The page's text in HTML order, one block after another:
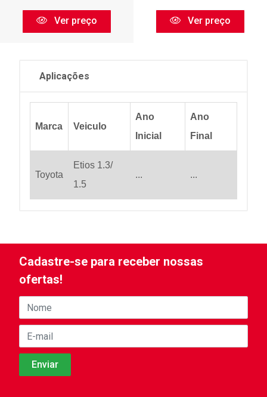
Ver preço Ver preço
Aplicações
Marca Veiculo
Ano
Inicial
Ano
Final
Toyota
Etios 1.3/
1.5
... ...
Cadastre-se para receber nossas
ofertas!